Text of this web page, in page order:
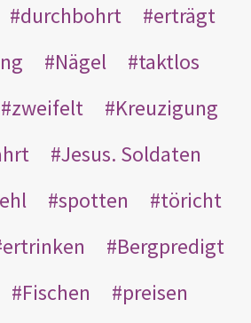
durchbohrt
erträgt
Nägel
taktlos
zweifelt
Kreuzigung
Jesus. Soldaten
spotten
töricht
ertrinken
Bergpredigt
Fischen
preisen